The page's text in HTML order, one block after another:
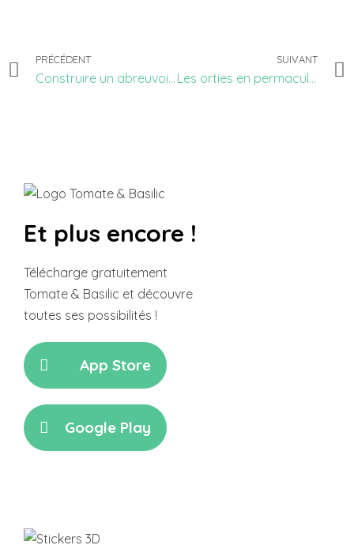
PRÉCÉDENT
Construire un abreuvoir à oiseaux
SUIVANT
Les orties en permaculture
Et plus encore !
Télécharge gratuitement
Tomate & Basilic et découvre
toutes ses possibilités !
App Store
Google Play